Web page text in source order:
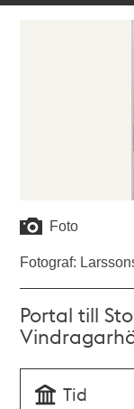
Foto
Fotograf:
Portal till
Tid